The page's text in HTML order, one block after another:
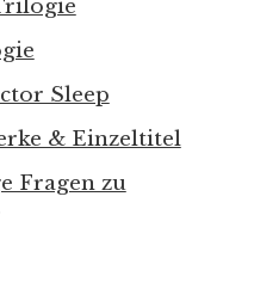
Sleep
& Einzeltitel
Fragen zu